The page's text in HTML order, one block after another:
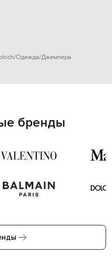
Одежда Джемпера
бренды